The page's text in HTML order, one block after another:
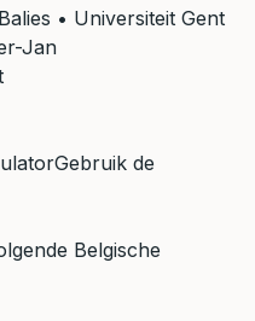
• Universiteit Gent
Jan
Gebruik de
Belgische